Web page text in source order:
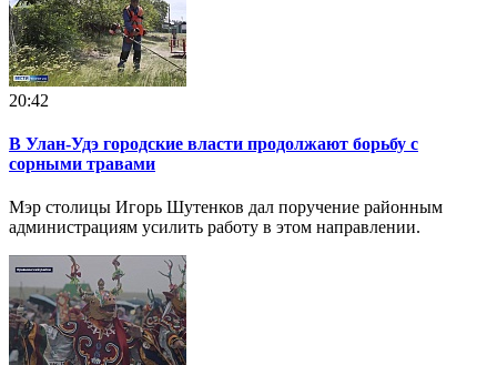
20:42
В Улан-Удэ городские власти продолжают борьбу с
сорными травами
Мэр столицы Игорь Шутенков дал поручение районным
администрациям усилить работу в этом направлении.